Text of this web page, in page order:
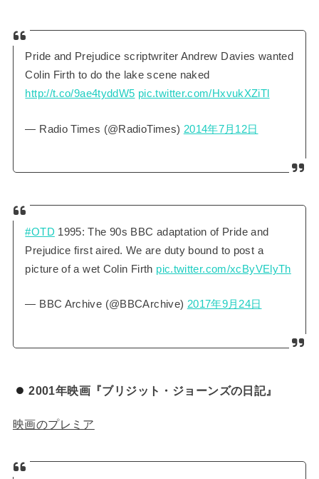
Pride and Prejudice scriptwriter Andrew Davies wanted
Colin Firth to do the lake scene naked
http://t.co/9ae4tyddW5 pic.twitter.com/HxvukXZiTl
— Radio Times (@RadioTimes) 2014年7月12日
#OTD 1995: The 90s BBC adaptation of Pride and
Prejudice first aired. We are duty bound to post a
picture of a wet Colin Firth pic.twitter.com/xcByVElyTh
— BBC Archive (@BBCArchive) 2017年9月24日
2001年映画『ブリジット・ジョーンズの日記』
映画のプレミア